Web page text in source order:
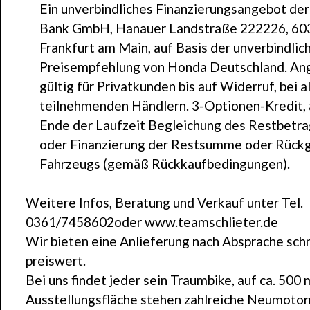
Ein unverbindliches Finanzierungsangebot
Bank GmbH, Hanauer Landstraße 222226,
Frankfurt am Main, auf Basis der
Preisempfehlung von Honda Deutschland.
gültig für Privatkunden bis auf Widerruf, bei
teilnehmenden Händlern. 3-Optionen-Kredit,
Ende der Laufzeit Begleichung des
oder Finanzierung der Restsumme oder
Fahrzeugs (gemäß Rückkaufbedingungen).
Weitere Infos, Beratung und Verkauf unter Tel.
0361/7458602oder www.teamschlieter.de
Wir bieten eine Anlieferung nach Absprache
preiswert.
Bei uns findet jeder sein Traumbike, auf ca. 500
Ausstellungsfläche stehen zahlreiche